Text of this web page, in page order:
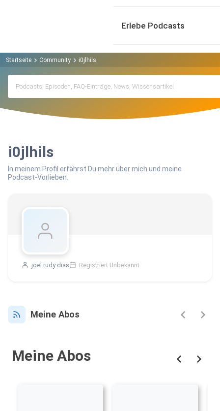
Erlebe Podcasts
Startseite Community i0jlhils
i0jlhils
In meinem Profil erfährst Du mehr über mich und meine
Podcast-Vorlieben.
joel rudy dias Registriert Unbekannt
Meine Abos
Meine Abos